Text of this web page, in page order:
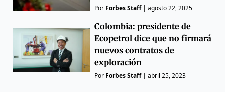
Por Forbes Staff|agosto 22, 2025
Colombia: presidente de
Ecopetrol dice que no firmará
nuevos contratos de
exploración
Por Forbes Staff|abril 25, 2023